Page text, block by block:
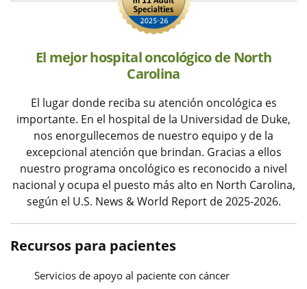
El mejor hospital oncológico de North
Carolina
El lugar donde reciba su atención oncológica es
importante. En el hospital de la Universidad de Duke,
nos enorgullecemos de nuestro equipo y de la
excepcional atención que brindan. Gracias a ellos
nuestro programa oncológico es reconocido a nivel
nacional y ocupa el puesto más alto en North Carolina,
según el U.S. News & World Report de 2025-2026.
Recursos para pacientes
Servicios de apoyo al paciente con cáncer